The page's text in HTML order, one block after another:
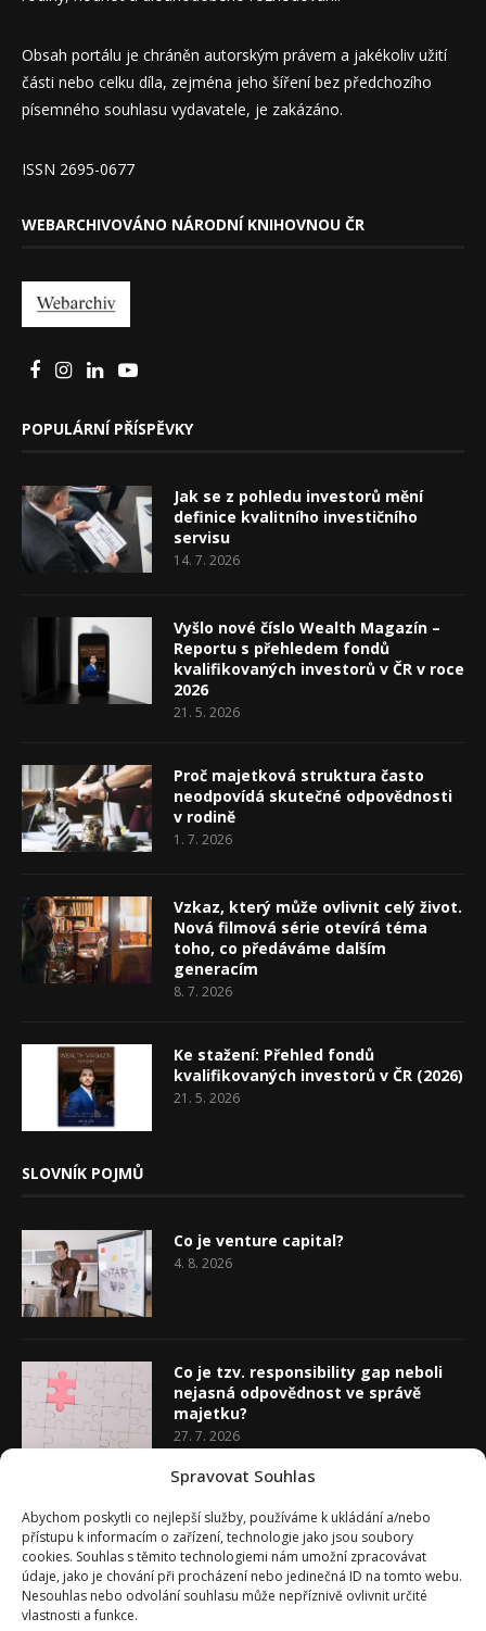
Spravovat Souhlas
Abychom poskytli co nejlepší služby, používáme k ukládání a/nebo
přístupu k informacím o zařízení, technologie jako jsou soubory
cookies. Souhlas s těmito technologiemi nám umožní zpracovávat
údaje, jako je chování při procházení nebo jedinečná ID na tomto webu.
Nesouhlas nebo odvolání souhlasu může nepříznivě ovlivnit určité
vlastnosti a funkce.
Obsah portálu je chráněn autorským právem a jakékoliv užití
části nebo celku díla, zejména jeho šíření bez předchozího
písemného souhlasu vydavatele, je zakázáno.
ISSN 2695-0677
WEBARCHIVOVÁNO NÁRODNÍ KNIHOVNOU ČR
POPULÁRNÍ PŘÍSPĚVKY
Jak se z pohledu investorů mění
definice kvalitního investičního
servisu
14. 7. 2026
Vyšlo nové číslo Wealth Magazín –
Reportu s přehledem fondů
kvalifikovaných investorů v ČR v roce
2026
21. 5. 2026
Proč majetková struktura často
neodpovídá skutečné odpovědnosti
v rodině
1. 7. 2026
Vzkaz, který může ovlivnit celý život.
Nová filmová série otevírá téma
toho, co předáváme dalším
generacím
8. 7. 2026
Ke stažení: Přehled fondů
kvalifikovaných investorů v ČR (2026)
21. 5. 2026
SLOVNÍK POJMŮ
Co je venture capital?
4. 8. 2026
Co je tzv. responsibility gap neboli
nejasná odpovědnost ve správě
majetku?
27. 7. 2026
20. 7. 2026